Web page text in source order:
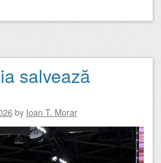
salvează
by Ioan T. Morar